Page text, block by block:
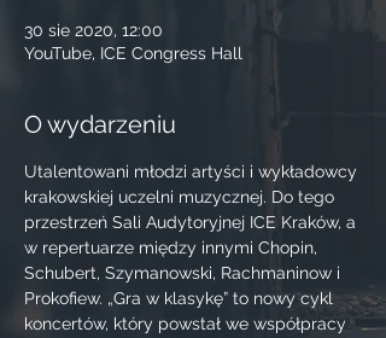
30 sie 2020, 12:00
YouTube, ICE Congress Hall
O wydarzeniu
Utalentowani młodzi artyści i wykładowcy
krakowskiej uczelni muzycznej. Do tego
przestrzeń Sali Audytoryjnej ICE Kraków, a
w repertuarze między innymi Chopin,
Schubert, Szymanowski, Rachmaninow i
Prokofiew. „Gra w klasykę” to nowy cykl
koncertów, który powstał we współpracy